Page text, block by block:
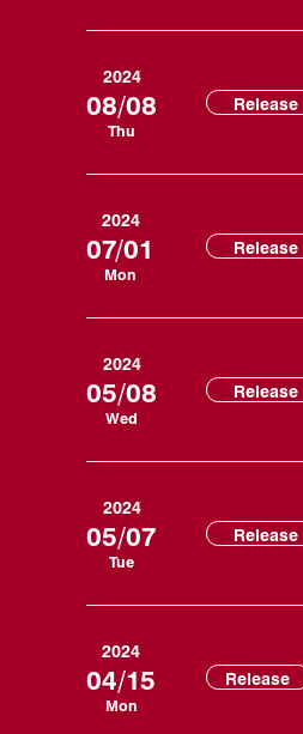
2024
08/08
Thu
Release
2024
07/01
Mon
Release
2024
05/08
Wed
Release
2024
05/07
Tue
Release
2024
04/15
Mon
Release